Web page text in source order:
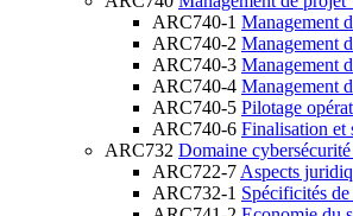
ARC740-1 Management
ARC740-2 Management
ARC740-3 Management
ARC740-4 Management
ARC740-5 Pilotage
ARC740-6 Finalisation et
ARC732 Domaine
ARC722-7 Aspects
ARC732-1 Spécificités